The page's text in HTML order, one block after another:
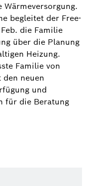
begleitet der Free-
Feb. die Familie
über die Planung
Heizung.
Familie von
den neuen
und
für die Beratung